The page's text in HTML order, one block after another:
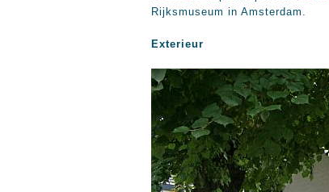
Rijksmuseum in Amsterdam.
Exterieur